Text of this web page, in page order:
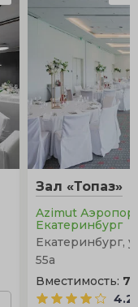
Зал «Топаз»
Azimut
Екатеринбург
Екатеринбург,
55а
Вместимость:
4.2